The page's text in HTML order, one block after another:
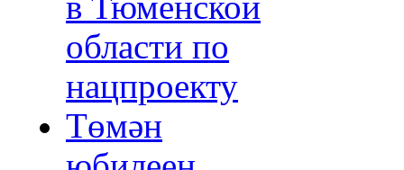
в Тюменской
области по
нацпроекту
Төмән